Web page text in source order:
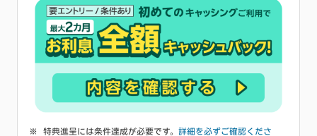
特典進呈には条件達成が必要です。 詳細を必ずご確認くださ